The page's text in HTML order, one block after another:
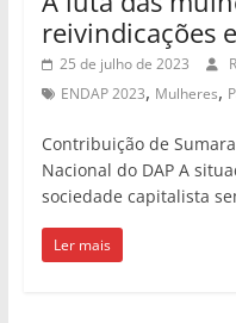
reivindicações
25 de julho de 2023
ENDAP 2023, Mulheres,
Contribuição de
Nacional do DAP A
sociedade capitalista
Ler mais